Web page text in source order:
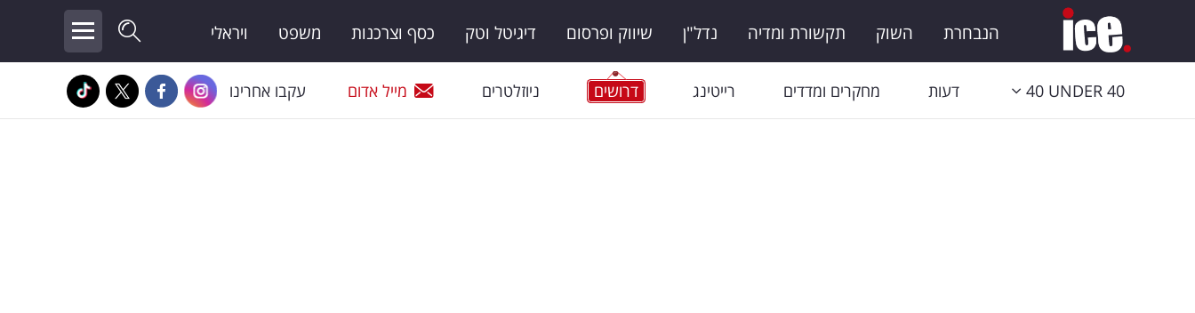
הנבחרת השוק תקשורת ומדיה נדל"ן שיווק ופרסום דיגיטל וטק כסף וצרכנות משפט ויראלי
40 UNDER 40 דעות מחקרים ומדדים רייטינג דרושים ניוזלטרים מייל אדום עקבו אחרינו